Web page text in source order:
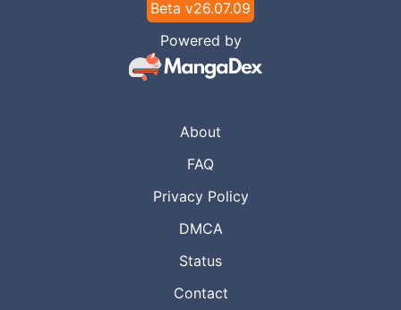
Beta v26.07.09
Powered by
About
FAQ
Privacy Policy
DMCA
Status
Contact